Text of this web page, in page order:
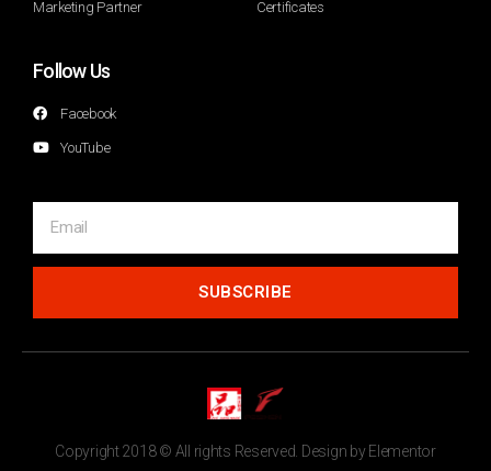
Marketing Partner Certificates
Follow Us
Facebook
YouTube
SUBSCRIBE
Copyright 2018 © All rights Reserved. Design by Elementor